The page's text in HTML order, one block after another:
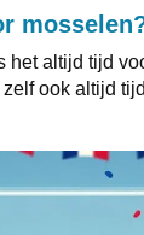
het altijd tijd
ook altijd